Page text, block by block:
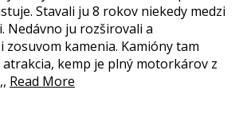
Stavali ju 8 rokov niekedy medzi
Nedávno ju rozširovali a
zosuvom kamenia. Kamióny tam
atrakcia, kemp je plný motorkárov z
Read More